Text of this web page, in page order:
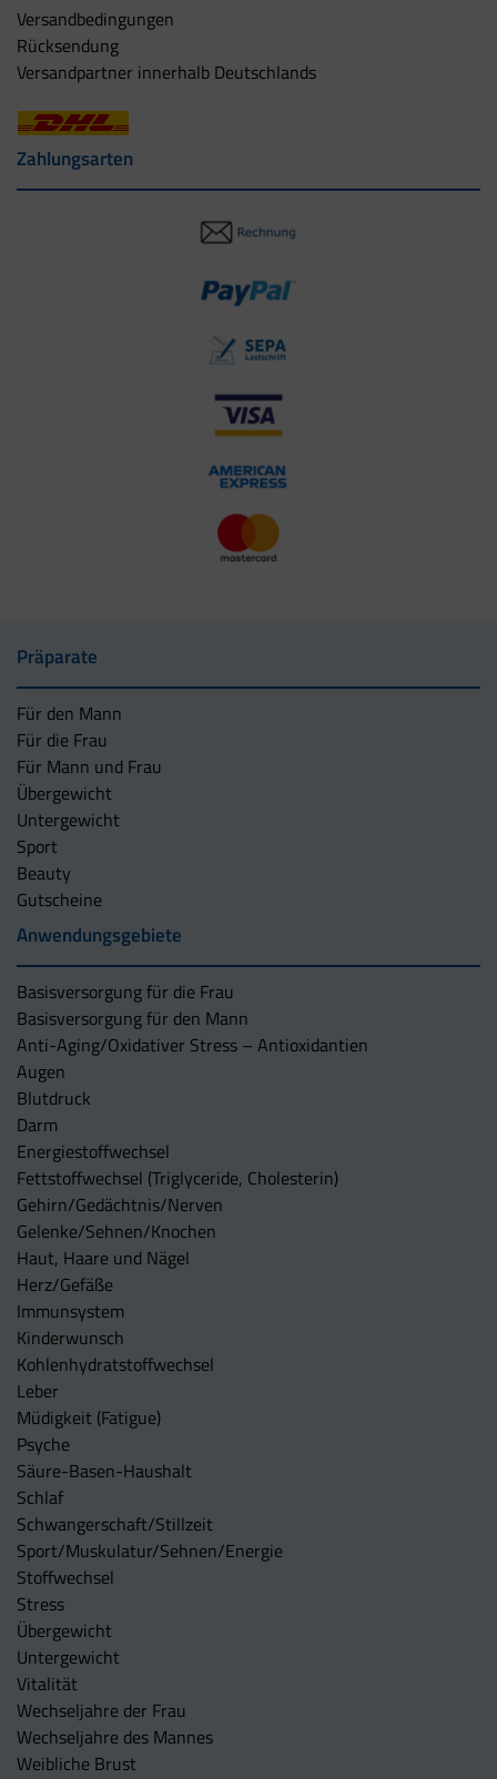
Versandbedingungen
Rücksendung
Versandpartner innerhalb Deutschlands
Zahlungsarten
Präparate
Für den Mann
Für die Frau
Für Mann und Frau
Übergewicht
Untergewicht
Sport
Beauty
Gutscheine
Anwendungsgebiete
Basisversorgung für die Frau
Basisversorgung für den Mann
Anti-Aging/Oxidativer Stress – Antioxidantien
Augen
Blutdruck
Darm
Energiestoffwechsel
Fettstoffwechsel (Triglyceride, Cholesterin)
Gehirn/Gedächtnis/Nerven
Gelenke/Sehnen/Knochen
Haut, Haare und Nägel
Herz/Gefäße
Immunsystem
Kinderwunsch
Kohlenhydratstoffwechsel
Leber
Müdigkeit (Fatigue)
Psyche
Säure-Basen-Haushalt
Schlaf
Schwangerschaft/Stillzeit
Sport/Muskulatur/Sehnen/Energie
Stoffwechsel
Stress
Übergewicht
Untergewicht
Vitalität
Wechseljahre der Frau
Wechseljahre des Mannes
Weibliche Brust